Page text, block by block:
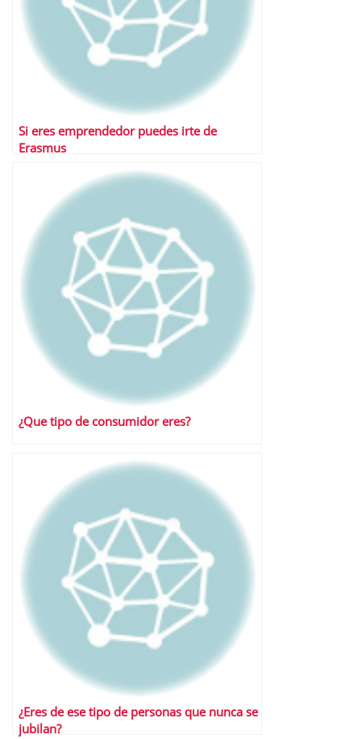
Si eres emprendedor puedes irte de
Erasmus
¿Que tipo de consumidor eres?
¿Eres de ese tipo de personas que nunca se
jubilan?